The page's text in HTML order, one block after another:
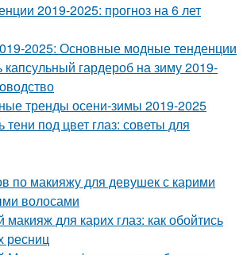
2019-2025: прогноз на 6 лет
2025: Основные модные тенденции
капсульный гардероб на зиму 2019-
тренды осени-зимы 2019-2025
тени под цвет глаз: советы для
по макияжу для девушек с карими
волосами
макияж для карих глаз: как обойтись
ресниц